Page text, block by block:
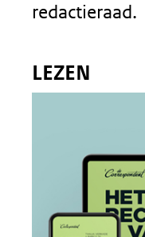
redactieraad.
LEZEN